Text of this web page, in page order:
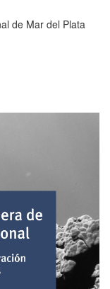
de Mar del Plata